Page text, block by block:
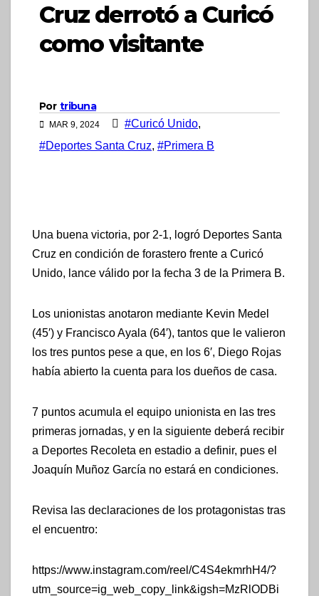
Cruz derrotó a Curicó
como visitante
Por tribuna
MAR 9, 2024 #Curicó Unido,
#Deportes Santa Cruz, #Primera B
Una buena victoria, por 2-1, logró Deportes Santa
Cruz en condición de forastero frente a Curicó
Unido, lance válido por la fecha 3 de la Primera B.
Los unionistas anotaron mediante Kevin Medel
(45′) y Francisco Ayala (64′), tantos que le valieron
los tres puntos pese a que, en los 6′, Diego Rojas
había abierto la cuenta para los dueños de casa.
7 puntos acumula el equipo unionista en las tres
primeras jornadas, y en la siguiente deberá recibir
a Deportes Recoleta en estadio a definir, pues el
Joaquín Muñoz García no estará en condiciones.
Revisa las declaraciones de los protagonistas tras
el encuentro:
https://www.instagram.com/reel/C4S4ekmrhH4/?
utm_source=ig_web_copy_link&igsh=MzRlODBi